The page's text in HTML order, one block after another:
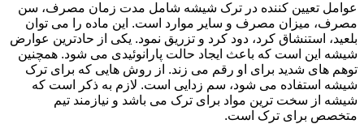
عوامل تعیین کننده در ترک شیشه شامل مدت زمان مصرف، سن
مصرف، میزان مصرف و سایر موارد است. این ماده را می توان
بلعید، استنشاق کرد، دود کرد و تزریق نمود. یکی از حادترین عوارض
شیشه این است که باعث ایجاد حالت پارانوئیدی می شود. همچنین
توهم های شدید برای او رقم می زند. از روش هایی که برای ترک
شیشه استفاده می شود، سم زدایی است. لازم به ذکر است که
شیشه از سخت ترین مواد برای ترک می باشد و نیازمند تیم
متخصص برای ترک است.